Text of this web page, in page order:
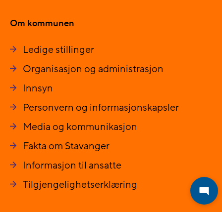
Om kommunen
Ledige stillinger
Organisasjon og administrasjon
Innsyn
Personvern og informasjonskapsler
Media og kommunikasjon
Fakta om Stavanger
Informasjon til ansatte
Tilgjengelighetserklæring